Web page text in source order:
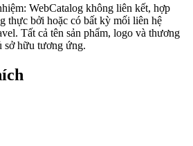
WebCatalog không liên kết, hợp
thực bởi hoặc có bất kỳ mối liên hệ
Tất cả tên sản phẩm, logo và thương
sở hữu tương ứng.